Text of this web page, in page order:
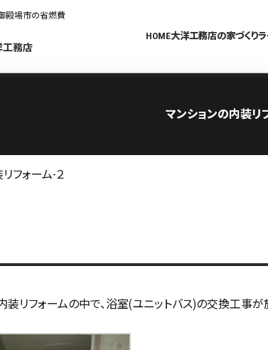
殿場市の省燃費
工務店
HOME大洋工務店の家づくり
マンションの内装リ
フォーム-２
装リフォームの中で、浴室(ユニットバス)の交換工事